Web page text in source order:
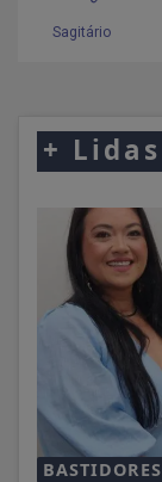
+ Lidas
BASTIDORES